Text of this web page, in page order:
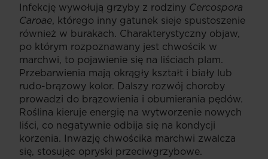
Infekcję wywołują grzyby z rodziny Cercospora
Caroae, którego inny gatunek sieje spustoszenie
również w burakach. Charakterystyczny objaw,
po którym rozpoznawany jest chwościk w
marchwi, to pojawienie się na liściach plam.
Przebarwienia mają okrągły kształt i biały lub
rudo-brązowy kolor. Dalszy rozwój choroby
prowadzi do brązowienia i obumierania pędów.
Roślina kieruje energię na wytworzenie nowych
liści, co negatywnie odbija się na kondycji
korzenia. Inwazję chwościka marchwi zwalcza
się, stosując opryski przeciwgrzybowe.